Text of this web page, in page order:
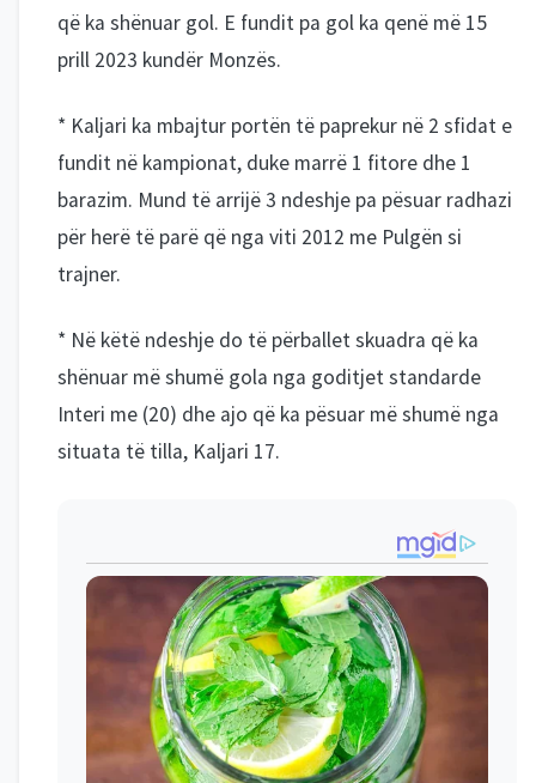
që ka shënuar gol. E fundit pa gol ka qenë më 15
prill 2023 kundër Monzës.
* Kaljari ka mbajtur portën të paprekur në 2 sfidat e
fundit në kampionat, duke marrë 1 fitore dhe 1
barazim. Mund të arrijë 3 ndeshje pa pësuar radhazi
për herë të parë që nga viti 2012 me Pulgën si
trajner.
* Në këtë ndeshje do të përballet skuadra që ka
shënuar më shumë gola nga goditjet standarde
Interi me (20) dhe ajo që ka pësuar më shumë nga
situata të tilla, Kaljari 17.